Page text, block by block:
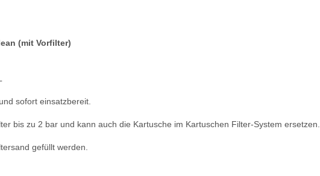
(mit Vorfilter)
sofort einsatzbereit.
bis zu 2 bar und kann auch die Kartusche im Kartuschen Filter-System ersetzen.
gefüllt werden.